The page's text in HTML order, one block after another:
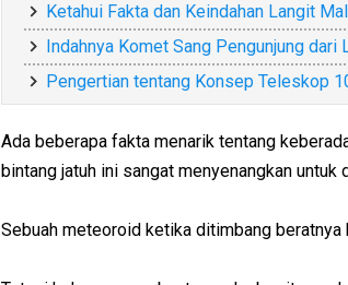
Ketahui Fakta dan Keindahan Langit
Indahnya Komet Sang Pengunjung dari
Pengertian tentang Konsep Teleskop
Ada beberapa fakta menarik tentang
bintang jatuh ini sangat menyenangkan untuk
Sebuah meteoroid ketika ditimbang